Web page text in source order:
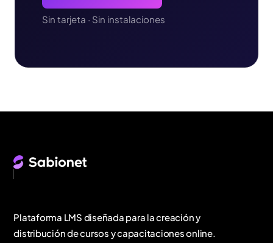
Sin tarjeta · Sin instalaciones
Plataforma LMS diseñada para la creación y
distribución de cursos y capacitaciones online.